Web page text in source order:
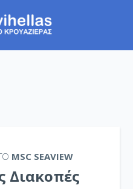
MSC SEAVIEW
Διακοπές